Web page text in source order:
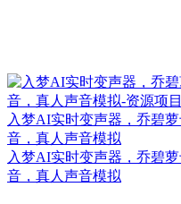
入梦AI实时变声器，乔碧
音，真人声音模拟
入梦AI实时变声器，乔碧
音，真人声音模拟